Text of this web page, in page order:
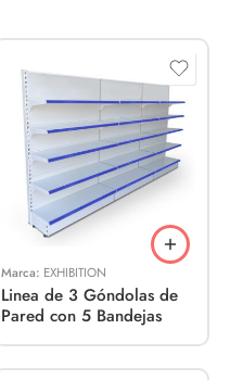
Marca: EXHIBITION
Linea de 3 Góndolas de
Pared con 5 Bandejas